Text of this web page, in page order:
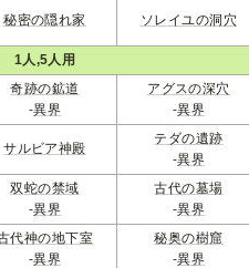
秘密の隠れ家 ソレイユの洞穴
1人,5人用
奇跡の鉱道
-異界
アグスの深穴
-異界
サルビア神殿
テダの遺跡
-異界
双蛇の禁域
-異界
古代の墓場
-異界
代神の地下室
-異界
秘奥の樹窟
-異界